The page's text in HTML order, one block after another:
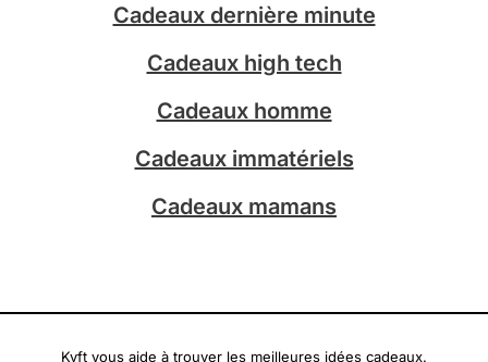
r
a
m
Cadeaux dernière minute
Cadeaux high tech
Cadeaux homme
Cadeaux immatériels
Cadeaux mamans
Kyft vous aide à trouver les meilleures idées cadeaux.